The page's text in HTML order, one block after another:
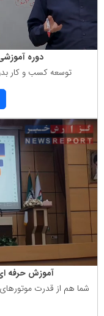
دوره
توسعه كسب و كار
آموزش حرفه
شما هم از قدرت موتورهای